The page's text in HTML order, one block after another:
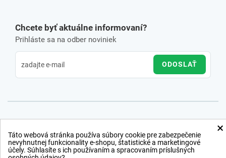
Chcete byť aktuálne informovaní?
Prihláste sa na odber noviniek
ODOSLAŤ
×
Táto webová stránka používa súbory cookie pre zabezpečenie
nevyhnutnej funkcionality e-shopu, štatistické a marketingové
účely. Súhlasíte s ich používaním a spracovaním príslušných